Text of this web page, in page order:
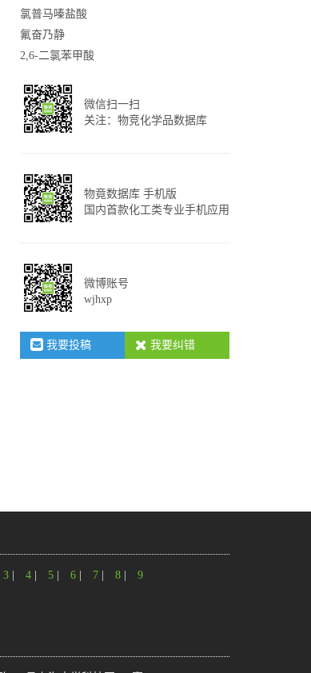
氯普马嗪盐酸
氟奋乃静
2,6-二氯苯甲酸
微信扫一扫
关注：物竞化学品数据库
物竟数据库 手机版
国内首款化工类专业手机应用
微博账号
wjhxp
我要投稿 我要纠错
3 4 5 6 7 8 9